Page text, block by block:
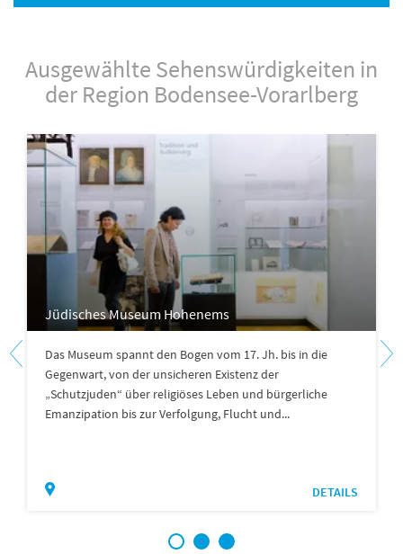
Ausgewählte Sehenswürdigkeiten in
der Region Bodensee-Vorarlberg
Jüdisches Museum Hohenems
Das Museum spannt den Bogen vom 17. Jh. bis in die
Gegenwart, von der unsicheren Existenz der
„Schutzjuden“ über religiöses Leben und bürgerliche
Emanzipation bis zur Verfolgung, Flucht und...
DETAILS
1